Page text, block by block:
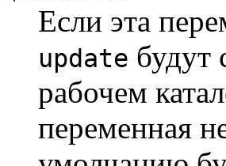
Если эта
update будут
рабочем
переменная